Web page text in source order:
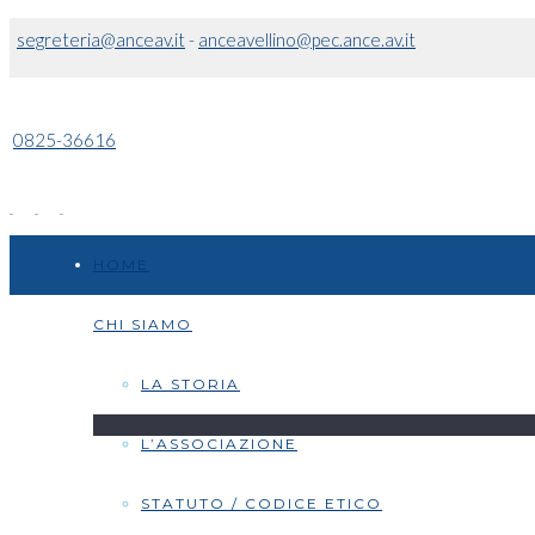
segreteria@anceav.it- anceavellino@pec.ance.av.it
0825-36616
CHI SIAMO
LA STORIA
L’ASSOCIAZIONE
STATUTO / CODICE ETICO